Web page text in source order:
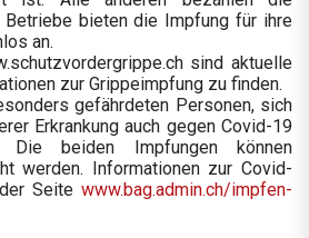
Betriebe bieten die Impfung für ihre
an.
sind aktuelle
zur Grippeimpfung zu finden.
gefährdeten Personen, sich
Erkrankung auch gegen Covid-19
beiden Impfungen können
werden. Informationen zur Covid-
Seite www.bag.admin.ch/impfen-